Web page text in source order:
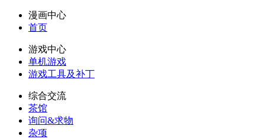
漫画中心
首页
游戏中心
单机游戏
游戏工具及补丁
综合交流
茶馆
询问&求物
杂项